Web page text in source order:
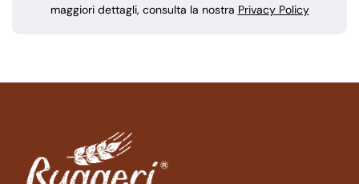
maggiori dettagli, consulta la nostra Privacy Policy